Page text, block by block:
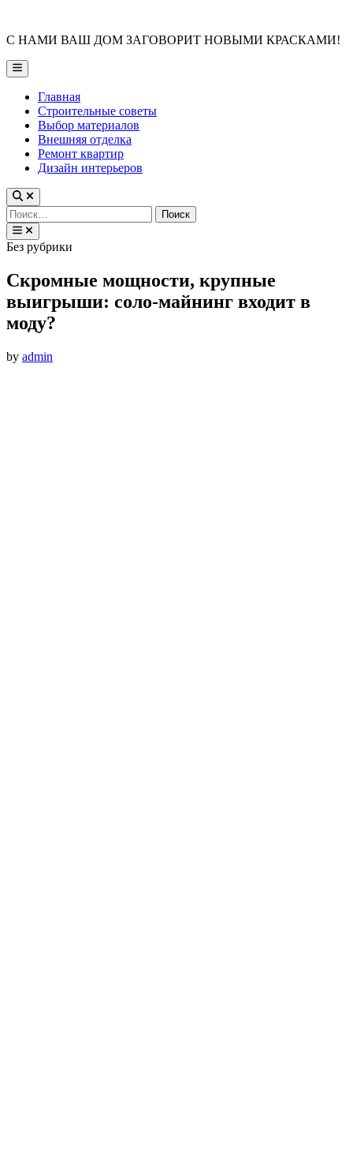
content
С НАМИ ВАШ ДОМ ЗАГОВОРИТ НОВЫМИ КРАСКАМИ!
Main
Menu
Главная
Строительные советы
Выбор материалов
Внешняя отделка
Ремонт квартир
Дизайн интерьеров
Найти:
Posted
Без рубрики
Скромные мощности, крупные
выигрыши: соло-майнинг входит в
моду?
by admin